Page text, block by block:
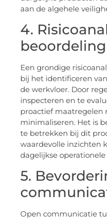
aan de algehele
4.
beoordeling
Een grondige
bij het identificeren
de werkvloer. Door
inspecteren en te
proactief maatregelen
minimaliseren. Het is
te betrekken bij dit
waardevolle inzichten
dagelijkse operationele
5.
Open communicatie